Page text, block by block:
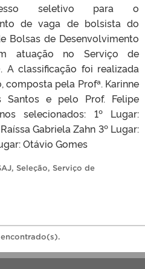
seletivo para o
de vaga de bolsista do
Bolsas de Desenvolvimento
atuação no Serviço de
A classificação foi realizada
composta pela Profª. Karinne
Santos e pelo Prof. Felipe
selecionados: 1º Lugar:
Gabriela Zahn 3º Lugar:
Otávio Gomes
, Seleção, Serviço de